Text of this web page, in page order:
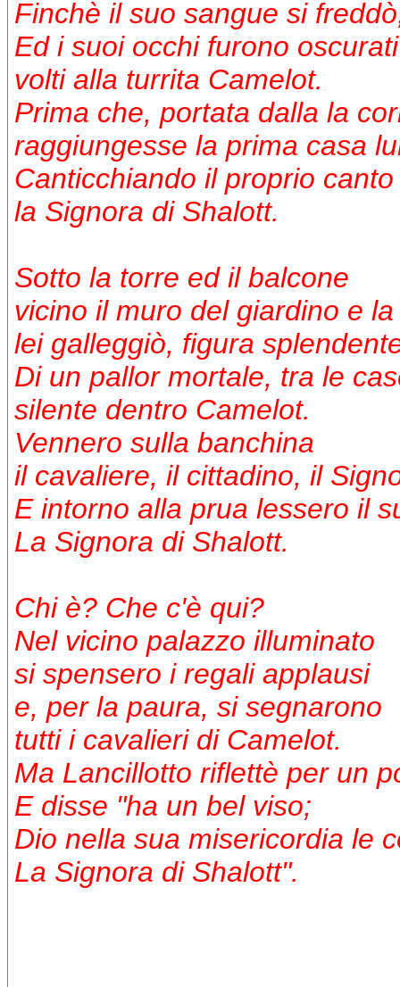
Finchè il suo sangue si
Ed i suoi occhi furono
volti alla turrita Camelot.
Prima che, portata dalla la
raggiungesse la prima casa
Canticchiando il proprio
la Signora di Shalott.
Sotto la torre ed il balcone
vicino il muro del giardino e
lei galleggiò, figura
Di un pallor mortale, tra le
silente dentro Camelot.
Vennero sulla banchina
il cavaliere, il cittadino, il
E intorno alla prua lessero il
La Signora di Shalott.
Chi è? Che c'è qui?
Nel vicino palazzo illuminato
si spensero i regali applausi
e, per la paura, si segnarono
tutti i cavalieri di Camelot.
Ma Lancillotto riflettè per un
E disse "ha un bel viso;
Dio nella sua misericordia le
La Signora di Shalott".